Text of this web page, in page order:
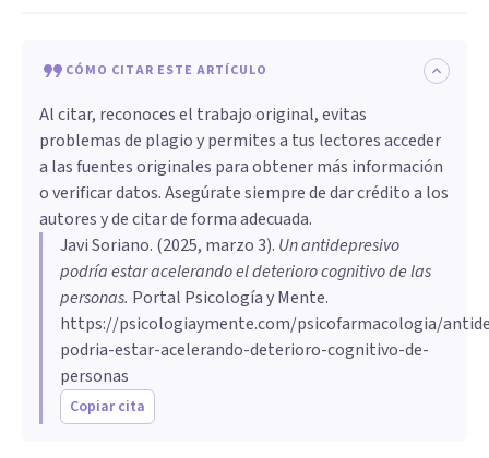
CÓMO CITAR ESTE ARTÍCULO
Al citar, reconoces el trabajo original, evitas
problemas de plagio y permites a tus lectores acceder
a las fuentes originales para obtener más información
o verificar datos. Asegúrate siempre de dar crédito a los
autores y de citar de forma adecuada.
Javi Soriano. (2025, marzo 3). Un antidepresivo
podría estar acelerando el deterioro cognitivo de las
personas. Portal Psicología y Mente.
https://psicologiaymente.com/psicofarmacologia/
podria-estar-acelerando-deterioro-cognitivo-de-
personas
Copiar cita